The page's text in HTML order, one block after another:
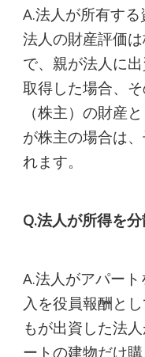
A.法人が所有する
法人の財産評価
で、親が法人に
取得した場合、
（株主）の財産
が株主の場合は
れます。
Q.法人が所得を
A.法人がアパー
入を役員報酬と
もが出資した法
ートの建物だけ